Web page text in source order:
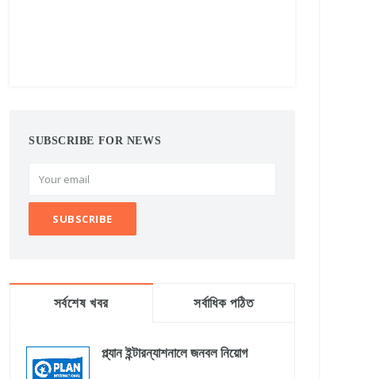
SUBSCRIBE FOR NEWS
সর্বশেষ খবর সর্বাধিক পঠিত
প্ল্যান ইন্টারন্যাশনালে জনবল নিয়োগ